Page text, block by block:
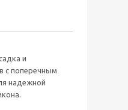
и
с поперечным
надежной